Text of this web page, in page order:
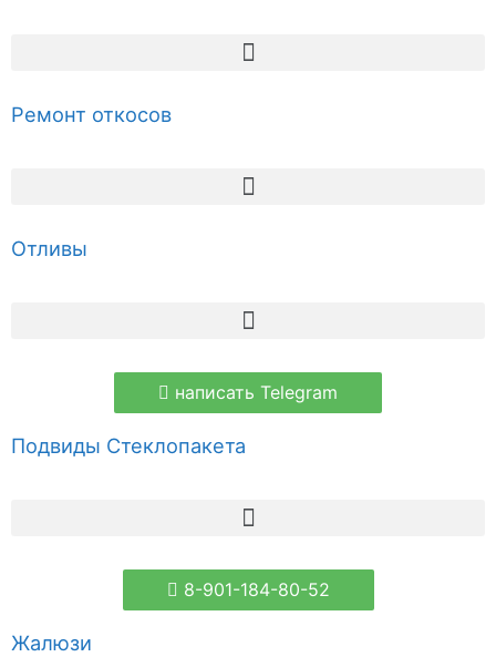
Ремонт откосов
Отливы
написать Telegram
Подвиды Стеклопакета
8-901-184-80-52
Жалюзи